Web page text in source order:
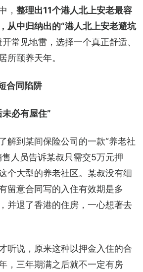
， 整理出11个港人北上安老最容
从中归纳出的“港人北上安老避坑
开常见地雷，选择一个真正舒适、
所颐养天年。
合同陷阱
必有屋住”
解到某间保险公司的一款“养老社
售人员告诉某叔只需交5万元押
个大型的养老社区。某叔没有细
留意合同写的入住有效期是多
并退了香港的住房，一心想著去
听说，原来这种以押金入住的合
，三年期满之后就不一定有房